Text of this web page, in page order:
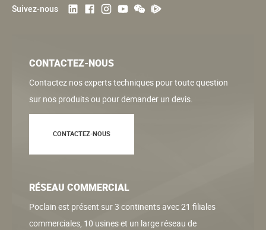
Suivez-nous
CONTACTEZ-NOUS
Contactez nos experts techniques pour toute question
sur nos produits ou pour demander un devis.
CONTACTEZ-NOUS
RÉSEAU COMMERCIAL
Poclain est présent sur 3 continents avec 21 filiales
commerciales, 10 usines et un large réseau de